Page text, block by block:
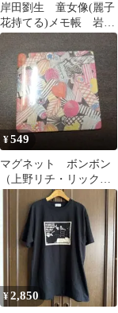
岸田劉生 童女像(麗子
花持てる)メモ帳 岩崎
三菱コレクション
¥549
マグネット ボンボン
（上野リチ・リック
¥2,850